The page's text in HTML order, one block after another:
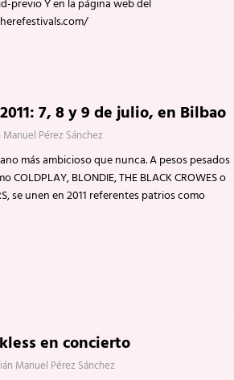
previo Y en la página web del
7, 8 y 9 de julio, en Bilbao
Manuel Pérez Sánchez
más ambicioso que nunca. A pesos pesados
BLONDIE, THE BLACK CROWES o
se unen en 2011 referentes patrios como
en concierto
Manuel Pérez Sánchez